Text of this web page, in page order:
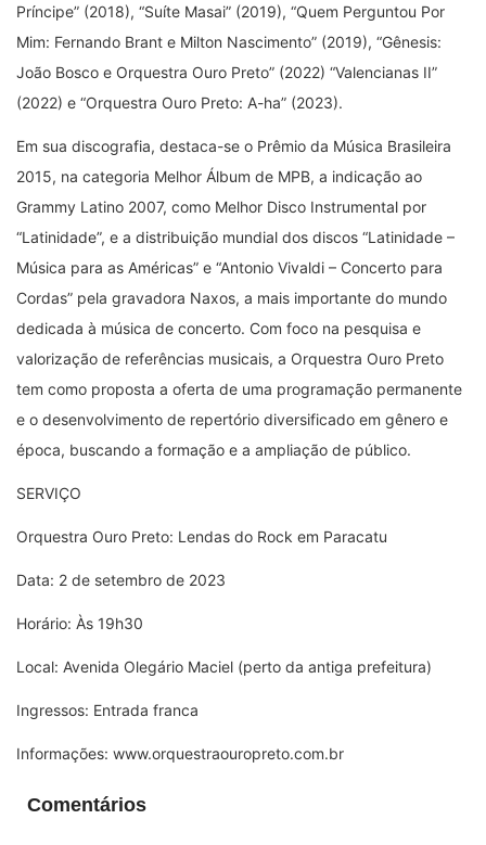
Príncipe” (2018), “Suíte Masai” (2019), “Quem Perguntou Por
Mim: Fernando Brant e Milton Nascimento” (2019), “Gênesis:
João Bosco e Orquestra Ouro Preto” (2022) “Valencianas II”
(2022) e “Orquestra Ouro Preto: A-ha” (2023).
Em sua discografia, destaca-se o Prêmio da Música Brasileira
2015, na categoria Melhor Álbum de MPB, a indicação ao
Grammy Latino 2007, como Melhor Disco Instrumental por
“Latinidade”, e a distribuição mundial dos discos “Latinidade –
Música para as Américas” e “Antonio Vivaldi – Concerto para
Cordas” pela gravadora Naxos, a mais importante do mundo
dedicada à música de concerto. Com foco na pesquisa e
valorização de referências musicais, a Orquestra Ouro Preto
tem como proposta a oferta de uma programação permanente
e o desenvolvimento de repertório diversificado em gênero e
época, buscando a formação e a ampliação de público.
SERVIÇO
Orquestra Ouro Preto: Lendas do Rock em Paracatu
Data: 2 de setembro de 2023
Horário: Às 19h30
Local: Avenida Olegário Maciel (perto da antiga prefeitura)
Ingressos: Entrada franca
Informações: www.orquestraouropreto.com.br
Comentários